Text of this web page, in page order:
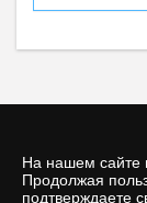
На нашем сайте
Продолжая
подтверждаете